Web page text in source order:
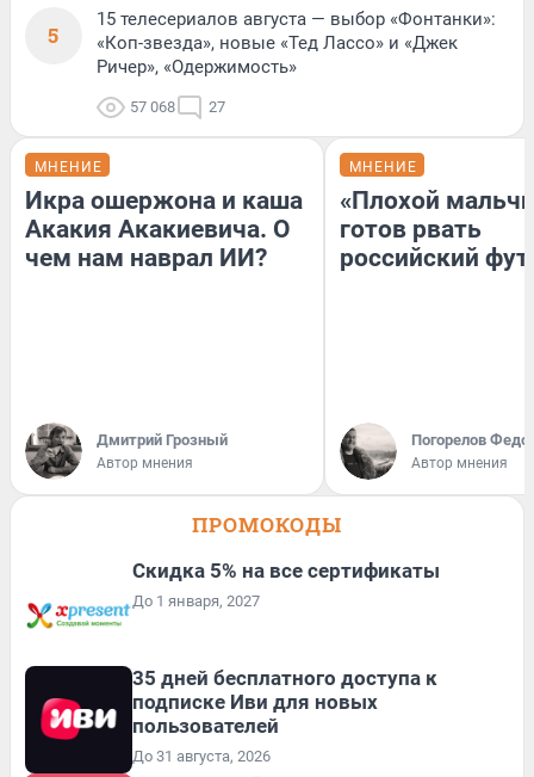
5
15 телесериалов августа — выбор «Фонтанки»:
«Коп-звезда», новые «Тед Лассо» и «Джек
Ричер», «Одержимость»
57 068 27
МНЕНИЕ
Икра ошержона и каша
Акакия Акакиевича. О
чем нам наврал ИИ?
Дмитрий Грозный
Автор мнения
МНЕНИЕ
«Плохой
готов рвать
российский
Погорелов
Автор мнения
ПРОМОКОДЫ
Скидка 5% на все сертификаты
До 1 января, 2027
35 дней бесплатного доступа к
подписке Иви для новых
пользователей
До 31 августа, 2026